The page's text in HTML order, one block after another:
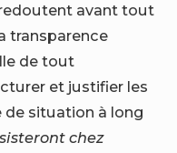
avant tout
transparence
de tout
et justifier les
de situation à long
chez